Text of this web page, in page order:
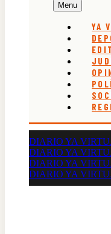
Menu
YA
DIARIO YA
DIARIO YA
DIARIO YA
DIARIO YA